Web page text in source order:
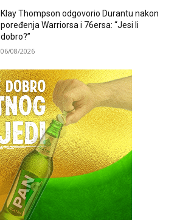
Klay Thompson odgovorio Durantu nakon
poređenja Warriorsa i 76ersa: “Jesi li
dobro?”
06/08/2026